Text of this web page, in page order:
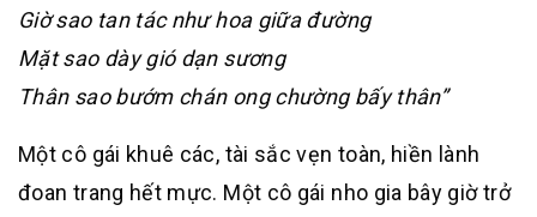
Giờ sao tan tác như hoa giữa đường
Mặt sao dày gió dạn sương
Thân sao bướm chán ong chường bấy thân”
Một cô gái khuê các, tài sắc vẹn toàn, hiền lành
đoan trang hết mực. Một cô gái nho gia bây giờ trở